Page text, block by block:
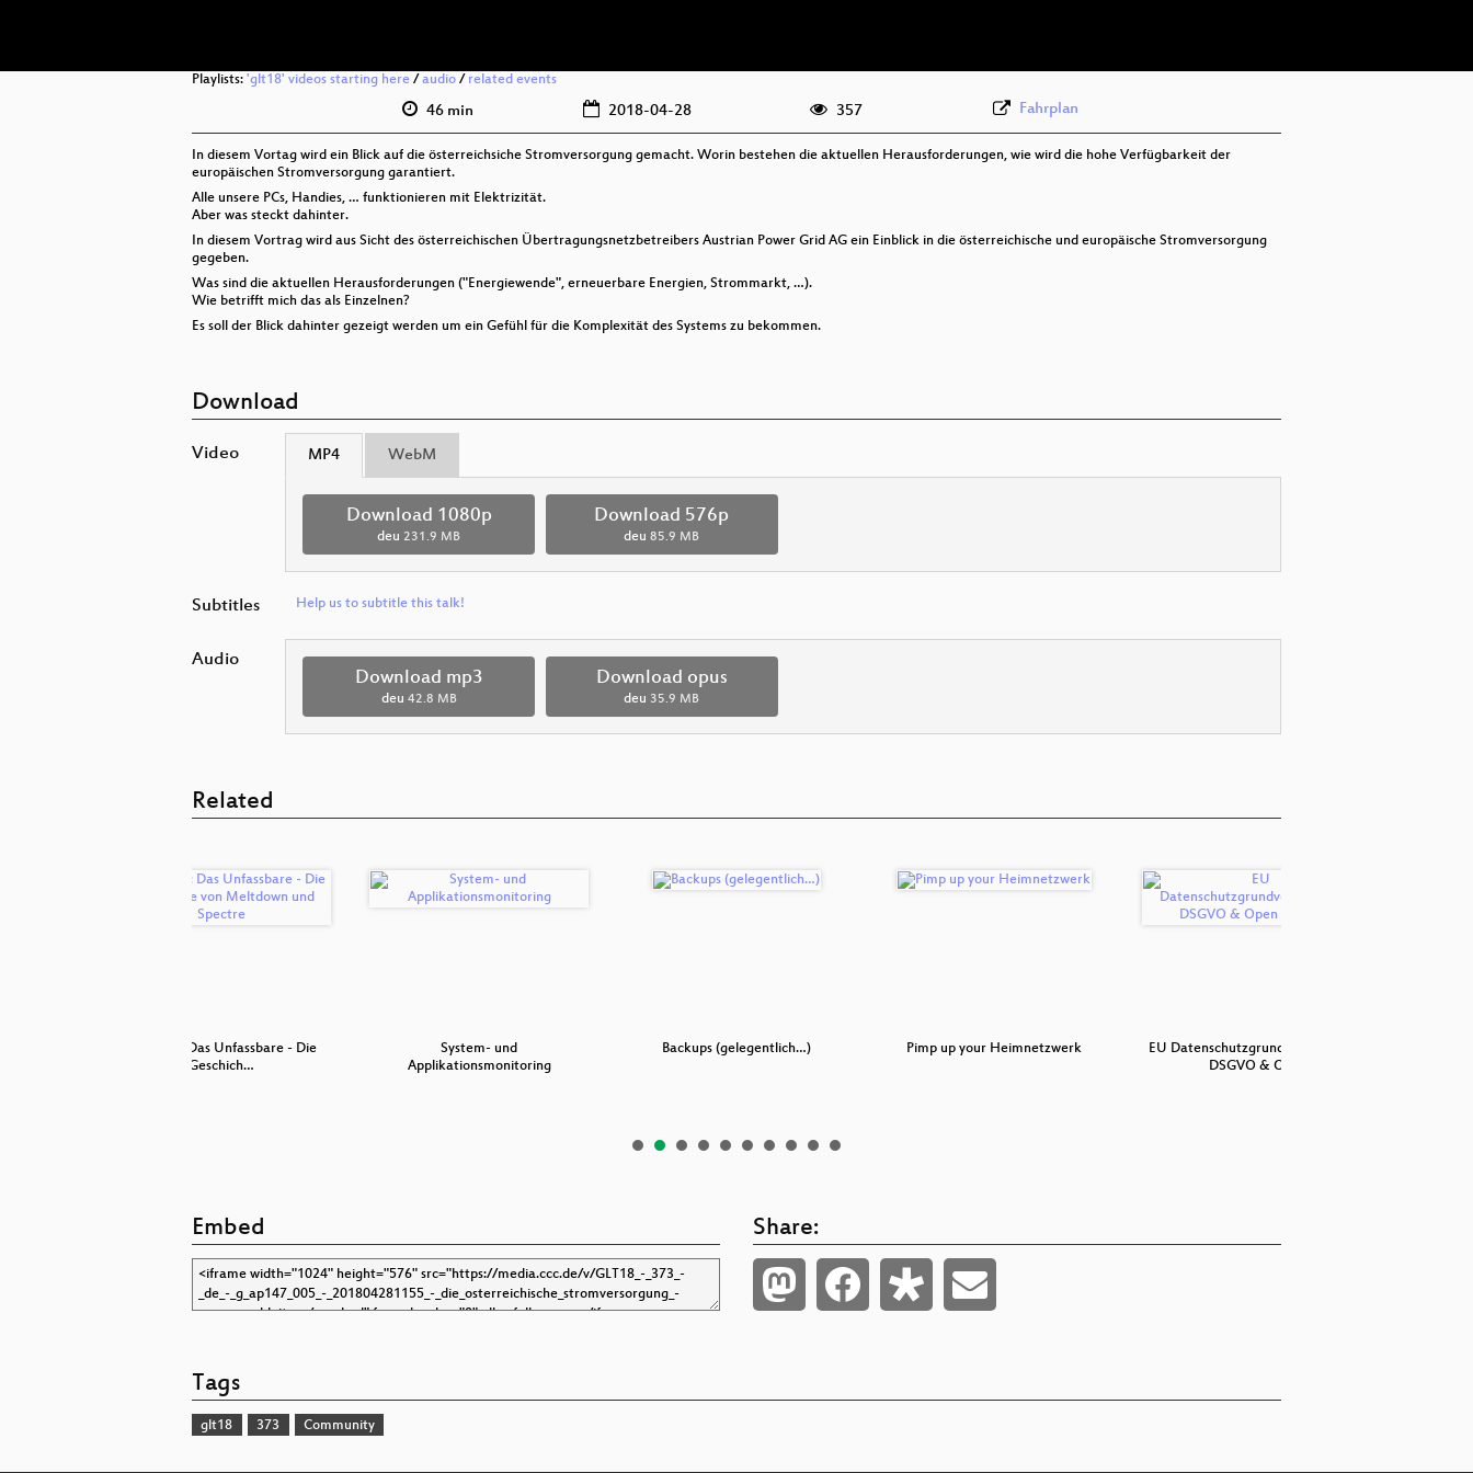
Playlists: 'glt18' videos starting here / audio / related events
46 min 2018-04-28 357 Fahrplan
In diesem Vortag wird ein Blick auf die österreichsiche Stromversorgung gemacht. Worin bestehen die aktuellen Herausforderungen, wie wird die hohe Verfügbarkeit der
europäischen Stromversorgung garantiert.
Alle unsere PCs, Handies, … funktionieren mit Elektrizität.
Aber was steckt dahinter.
In diesem Vortrag wird aus Sicht des österreichischen Übertragungsnetzbetreibers Austrian Power Grid AG ein Einblick in die österreichische und europäische Stromversorgung
gegeben.
Was sind die aktuellen Herausforderungen ("Energiewende", erneuerbare Energien, Strommarkt, …).
Wie betrifft mich das als Einzelnen?
Es soll der Blick dahinter gezeigt werden um ein Gefühl für die Komplexität des Systems zu bekommen.
Download
Video MP4 WebM
Download 1080p
deu 231.9 MB
Download 576p
deu 85.9 MB
Subtitles Help us to subtitle this talk!
Audio
Download mp3
deu 42.8 MB
Download opus
deu 35.9 MB
Related
X-Factor: Das Unfassbare - Die
Geschich…
System- und
Applikationsmonitoring
Backups (gelegentlich…) Pimp up your Heimnetzwerk
EU Datenschutzgrundverordnung
DSGVO & O…
Embed Share:
Tags
glt18 373 Community